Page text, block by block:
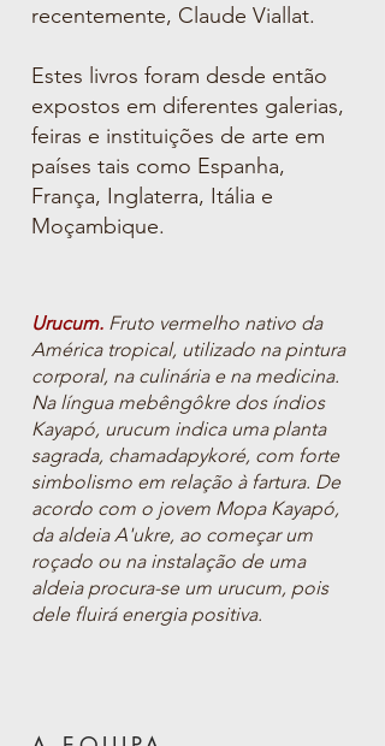
recentemente, Claude Viallat.
Estes livros foram desde então
expostos em diferentes galerias,
feiras e instituições de arte em
países tais como Espanha,
França, Inglaterra, Itália e
Moçambique.​
Urucum. Fruto vermelho nativo da
América tropical, utilizado na pintura
corporal, na culinária e na medicina.
Na língua mebêngôkre dos índios
Kayapó, urucum indica uma planta
sagrada, chamadapykoré, com forte
simbolismo em relação à fartura. De
acordo com o jovem Mopa Kayapó,
da aldeia A'ukre, ao começar um
roçado ou na instalação de uma
aldeia procura-se um urucum, pois
dele fluirá energia positiva.